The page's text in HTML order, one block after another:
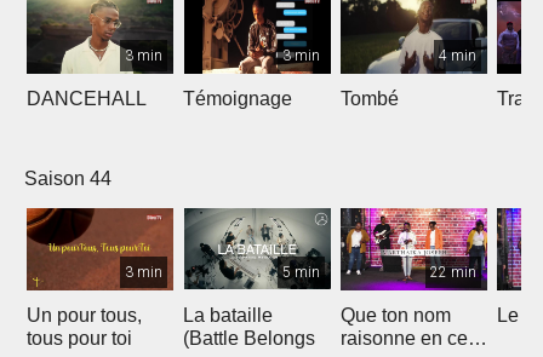
3 min
DANCEHALL
3 min
Témoignage
4 min
Tombé
Saison 44
3 min
Un pour tous,
tous pour toi
5 min
La bataille
(Battle Belongs
22 min
Que ton nom
raisonne en ce
Le